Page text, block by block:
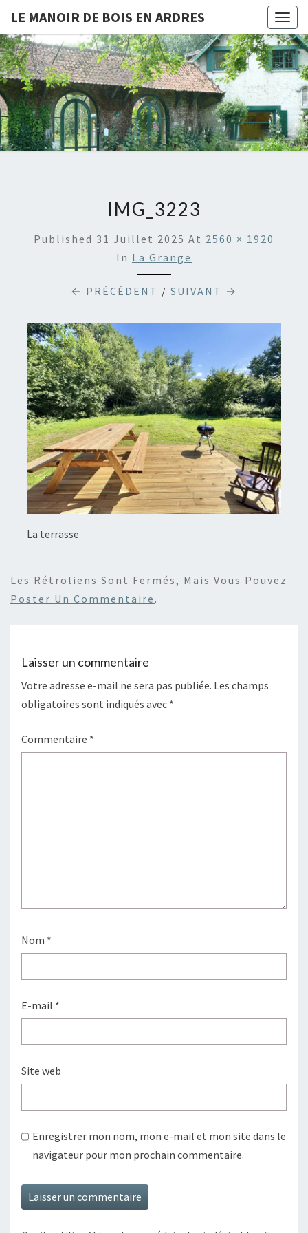
LE MANOIR DE BOIS EN ARDRES
LE
MANOIR
DE BOIS
ARDRES
Chambres
D'hôtes
Et Gîtes
À Bois-
En-
Ardres
IMG_3223
Published 31 Juillet 2025 At 2560 × 1920
In La Grange
← PRÉCÉDENT / SUIVANT →
La terrasse
Les Rétroliens Sont Fermés, Mais Vous Pouvez
Poster Un Commentaire .
Laisser un commentaire
Votre adresse e-mail ne sera pas publiée. Les champs
obligatoires sont indiqués avec *
Commentaire *
Nom *
E-mail *
Site web
Enregistrer mon nom, mon e-mail et mon site dans le
navigateur pour mon prochain commentaire.